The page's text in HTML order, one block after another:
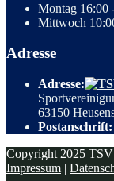
Montag 16:00
Mittwoch
Adresse
Adresse:
63150
Postanschrift:
Copyright 2025 TSV
Impressum |